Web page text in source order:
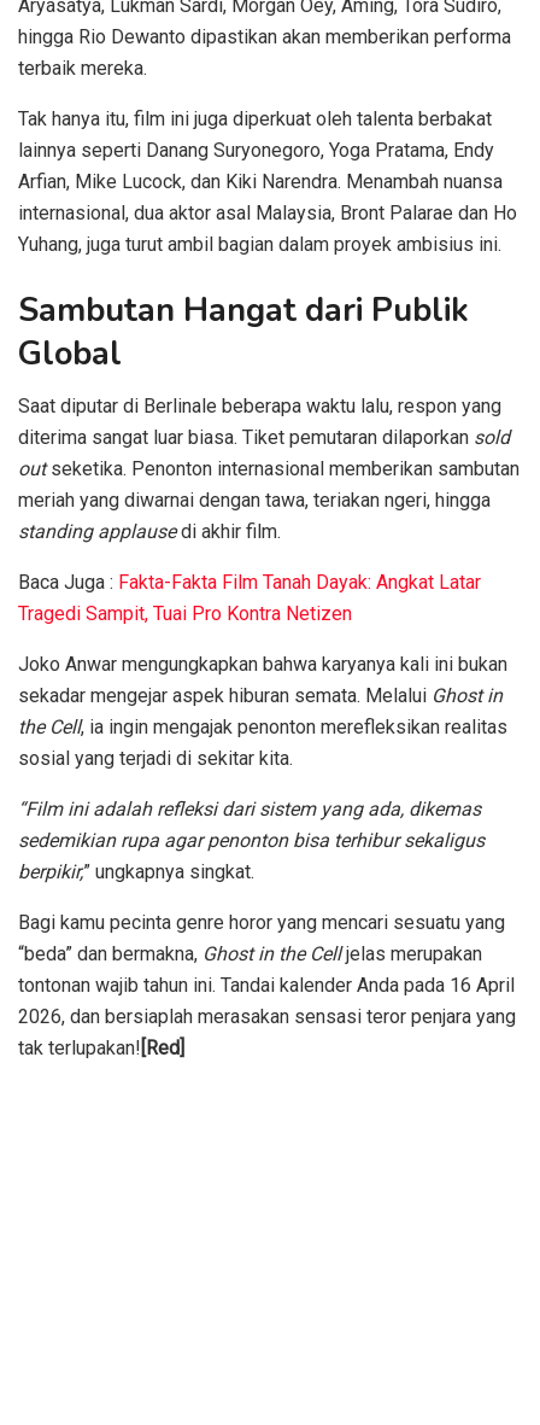
Aryasatya, Lukman Sardi, Morgan Oey, Aming, Tora Sudiro,
hingga Rio Dewanto dipastikan akan memberikan performa
terbaik mereka.
Tak hanya itu, film ini juga diperkuat oleh talenta berbakat
lainnya seperti Danang Suryonegoro, Yoga Pratama, Endy
Arfian, Mike Lucock, dan Kiki Narendra. Menambah nuansa
internasional, dua aktor asal Malaysia, Bront Palarae dan Ho
Yuhang, juga turut ambil bagian dalam proyek ambisius ini.
Sambutan Hangat dari Publik
Global
Saat diputar di Berlinale beberapa waktu lalu, respon yang
diterima sangat luar biasa. Tiket pemutaran dilaporkan sold
outseketika. Penonton internasional memberikan sambutan
meriah yang diwarnai dengan tawa, teriakan ngeri, hingga
standing applausedi akhir film.
Baca Juga : Fakta-Fakta Film Tanah Dayak: Angkat Latar
Tragedi Sampit, Tuai Pro Kontra Netizen
Joko Anwar mengungkapkan bahwa karyanya kali ini bukan
sekadar mengejar aspek hiburan semata. Melalui Ghost in
the Cell, ia ingin mengajak penonton merefleksikan realitas
sosial yang terjadi di sekitar kita.
“Film ini adalah refleksi dari sistem yang ada, dikemas
sedemikian rupa agar penonton bisa terhibur sekaligus
berpikir,” ungkapnya singkat.
Bagi kamu pecinta genre horor yang mencari sesuatu yang
“beda” dan bermakna, Ghost in the Celljelas merupakan
tontonan wajib tahun ini. Tandai kalender Anda pada 16 April
2026, dan bersiaplah merasakan sensasi teror penjara yang
tak terlupakan! [Red]